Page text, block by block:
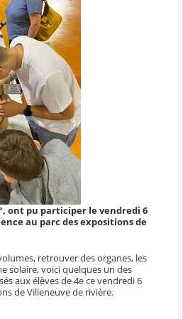
ont pu participer le vendredi 6
au parc des expositions de
retrouver des organes, les
solaire, voici quelques un des
aux élèves de 4e ce vendredi 6
de Villeneuve de rivière.